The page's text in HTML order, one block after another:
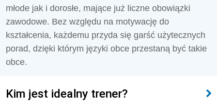
młode jak i dorosłe, mające już liczne obowiązki
zawodowe. Bez względu na motywację do
kształcenia, każdemu przyda się garść użytecznych
porad, dzięki którym języki obce przestaną być takie
obce.
Kim jest idealny trener?